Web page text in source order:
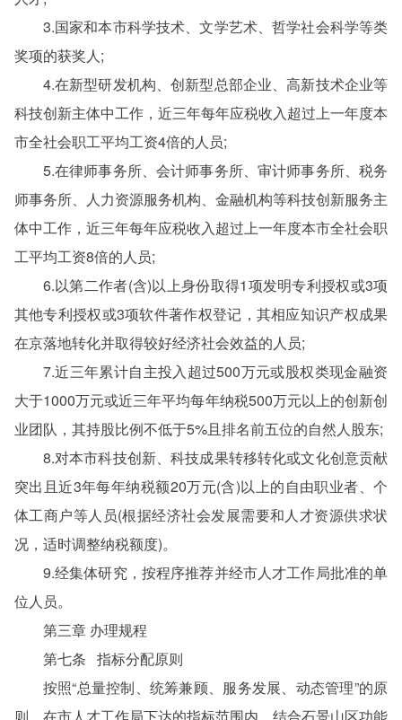
3.国家和本市科学技术、文学艺术、哲学社会科学等类
奖项的获奖人;
4.在新型研发机构、创新型总部企业、高新技术企业等
科技创新主体中工作，近三年每年应税收入超过上一年度本
市全社会职工平均工资4倍的人员;
5.在律师事务所、会计师事务所、审计师事务所、税务
师事务所、人力资源服务机构、金融机构等科技创新服务主
体中工作，近三年每年应税收入超过上一年度本市全社会职
工平均工资8倍的人员;
6.以第二作者(含)以上身份取得1项发明专利授权或3项
其他专利授权或3项软件著作权登记，其相应知识产权成果
在京落地转化并取得较好经济社会效益的人员;
7.近三年累计自主投入超过500万元或股权类现金融资
大于1000万元或近三年平均每年纳税500万元以上的创新创
业团队，其持股比例不低于5%且排名前五位的自然人股东;
8.对本市科技创新、科技成果转移转化或文化创意贡献
突出且近3年每年纳税额20万元(含)以上的自由职业者、个
体工商户等人员(根据经济社会发展需要和人才资源供求状
况，适时调整纳税额度)。
9.经集体研究，按程序推荐并经市人才工作局批准的单
位人员。
第三章 办理规程
第七条 指标分配原则
按照“总量控制、统筹兼顾、服务发展、动态管理”的原